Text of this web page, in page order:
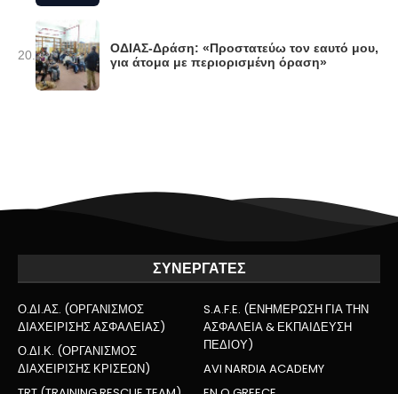
20.
ΟΔΙΑΣ-Δράση: «Προστατεύω τον εαυτό μου,
για άτομα με περιορισμένη όραση»
ΣΥΝΕΡΓΑΤΕΣ
Ο.ΔΙ.ΑΣ. (ΟΡΓΑΝΙΣΜΟΣ
ΔΙΑΧΕΙΡΙΣΗΣ ΑΣΦΑΛΕΙΑΣ)
S.A.F.E. (ΕΝΗΜΕΡΩΣΗ ΓΙΑ ΤΗΝ
ΑΣΦΑΛΕΙΑ & ΕΚΠΑΙΔΕΥΣΗ
ΠΕΔΙΟΥ)
Ο.ΔΙ.Κ. (ΟΡΓΑΝΙΣΜΟΣ
ΔΙΑΧΕΙΡΙΣΗΣ ΚΡΙΣΕΩΝ)
AVI NARDIA ACADEMY